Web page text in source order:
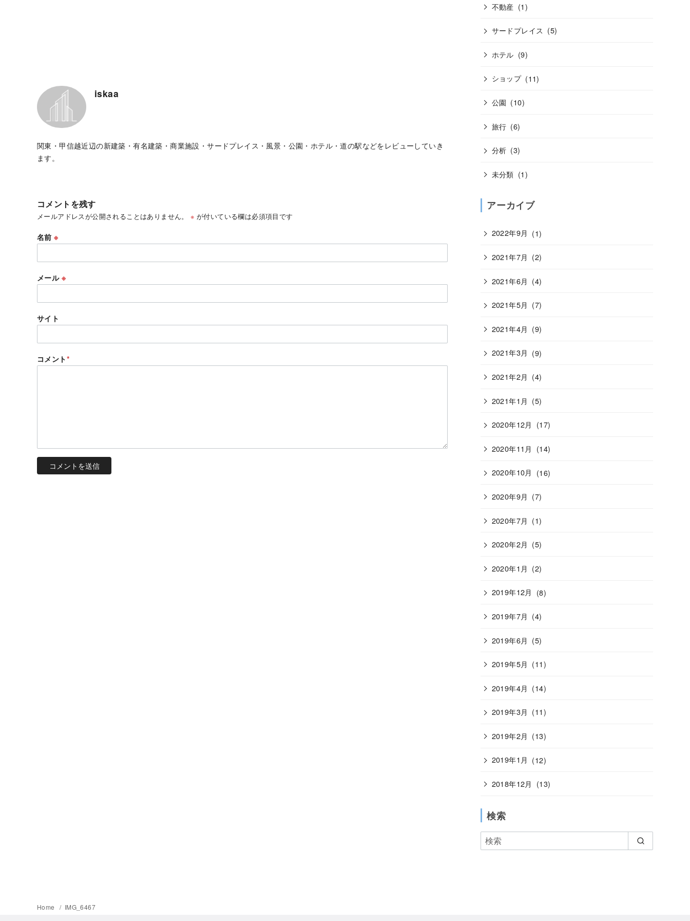
iskaa
関東・甲信越近辺の新建築・有名建築・商業施設・サードプレイス・風景・公園・ホテル・道の駅などをレビューしていき
ます。
コメントを残す
メールアドレスが公開されることはありません。 ※ が付いている欄は必須項目です
名前※
メール ※
サイト
コメント*
不動産 (1)
サードプレイス (5)
ホテル (9)
ショップ (11)
公園 (10)
旅行 (6)
分析 (3)
未分類 (1)
アーカイブ
2022年9月 (1)
2021年7月 (2)
2021年6月 (4)
2021年5月 (7)
2021年4月 (9)
2021年3月 (9)
2021年2月 (4)
2021年1月 (5)
2020年12月 (17)
2020年11月 (14)
2020年10月 (16)
2020年9月 (7)
2020年7月 (1)
2020年2月 (5)
2020年1月 (2)
2019年12月 (8)
2019年7月 (4)
2019年6月 (5)
2019年5月 (11)
2019年4月 (14)
2019年3月 (11)
2019年2月 (13)
2019年1月 (12)
2018年12月 (13)
検索
Home IMG_6467